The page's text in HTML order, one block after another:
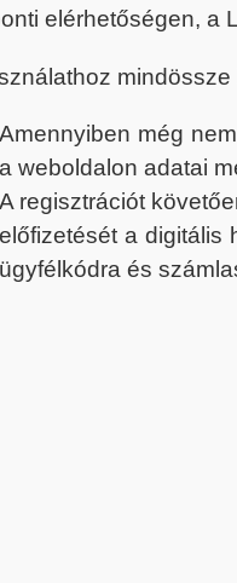
elérhetőségen, a
Amennyiben még
a weboldalon adatai
A regisztrációt
előfizetését a digitális
ügyfélkódra és